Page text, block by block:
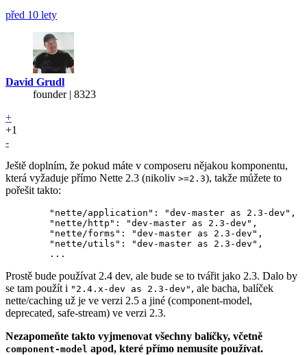
před 10 lety
David Grudl
founder | 8323
+
+1
-
Ještě doplním, že pokud máte v composeru nějakou komponentu,
která vyžaduje přímo Nette 2.3 (nikoliv >=2.3), takže můžete to
pořešit takto:
Prostě bude používat 2.4 dev, ale bude se to tvářit jako 2.3. Dalo by
se tam použít i "2.4.x-dev as 2.3-dev" , ale bacha, balíček
nette/caching už je ve verzi 2.5 a jiné (component-model,
deprecated, safe-stream) ve verzi 2.3.
Nezapomeňte takto vyjmenovat všechny balíčky, včetně
component-model apod, které přímo nemusíte používat.